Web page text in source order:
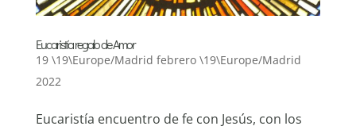
Eucaristía regalo de Amor
19 \19\Europe/Madrid febrero \19\Europe/Madrid
2022
Eucaristía encuentro de fe con Jesús, con los